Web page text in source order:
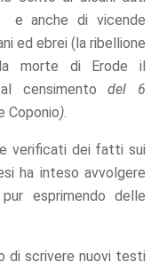
e anche di vicende
ed ebrei (la ribellione
morte di Erode il
censimentodel 6
Coponio).
verificati dei fatti sui
ha inteso avvolgere
esprimendo delle
di scrivere nuovi testi